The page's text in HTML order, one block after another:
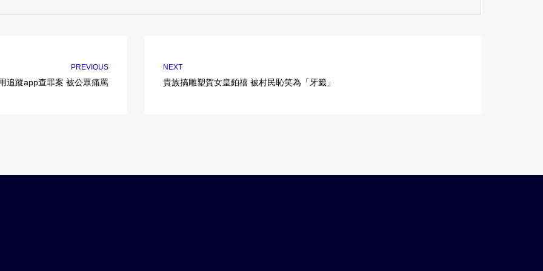
PREVIOUS
追蹤app查罪案 被公眾痛罵
NEXT
貴族搞雕塑賀女皇鉑禧 被村民恥笑為「牙籤」